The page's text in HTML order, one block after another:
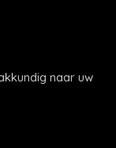
naar uw